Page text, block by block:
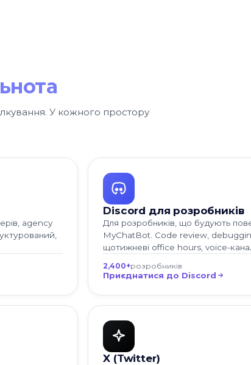
У кожного простору
agency
Discord для розробників
Для розробників, що будують
MyChatBot. Code review,
щотижневі office hours, voice-
2,400+розробників
Приєднатися до Discord
X (Twitter)